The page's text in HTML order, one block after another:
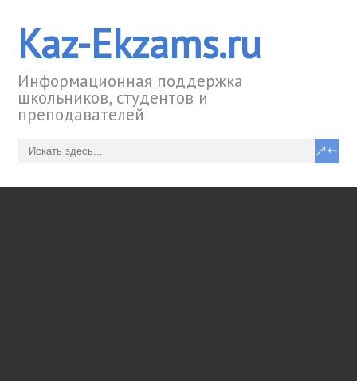
Kaz-Ekzams.ru
Информационная поддержка
школьников, студентов и
преподавателей